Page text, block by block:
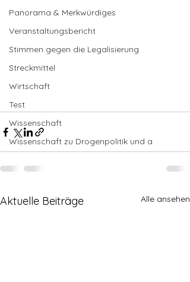
Panorama & Merkwürdiges
Veranstaltungsbericht
Stimmen gegen die Legalisierung
Streckmittel
Wirtschaft
Test
Wissenschaft
Wissenschaft zu Drogenpolitik und a
Aktuelle Beiträge Alle ansehen